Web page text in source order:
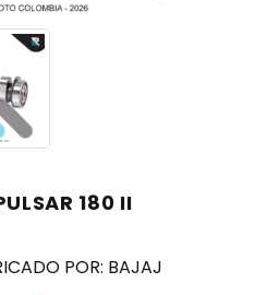
180 II
POR: BAJAJ